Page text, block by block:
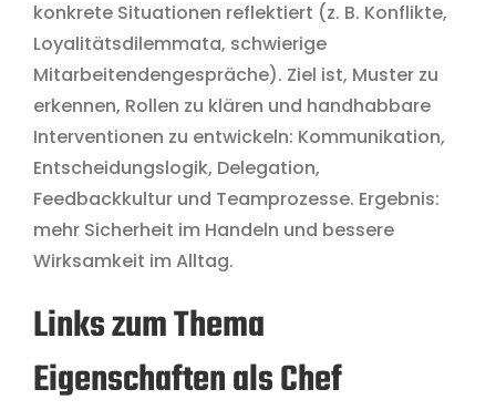
konkrete Situationen reflektiert (z. B. Konflikte,
Loyalitätsdilemmata, schwierige
Mitarbeitendengespräche). Ziel ist, Muster zu
erkennen, Rollen zu klären und handhabbare
Interventionen zu entwickeln: Kommunikation,
Entscheidungslogik, Delegation,
Feedbackkultur und Teamprozesse. Ergebnis:
mehr Sicherheit im Handeln und bessere
Wirksamkeit im Alltag.
Links zum Thema
Eigenschaften als Chef